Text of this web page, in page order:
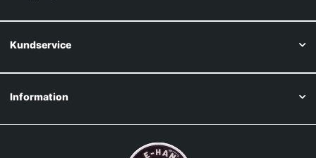
Kundservice
Information